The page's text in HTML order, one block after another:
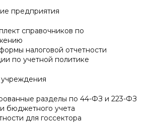
предприятия
справочников по
налоговой отчетности
по учетной политике
разделы по 44-ФЗ и 223-ФЗ
бюджетного учета
для госсектора